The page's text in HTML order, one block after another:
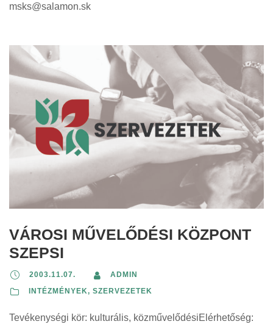
msks@salamon.sk
VÁROSI MŰVELŐDÉSI KÖZPONT
SZEPSI
2003.11.07.
ADMIN
INTÉZMÉNYEK, SZERVEZETEK
Tevékenységi kör: kulturális, közművelődésiElérhetőség: